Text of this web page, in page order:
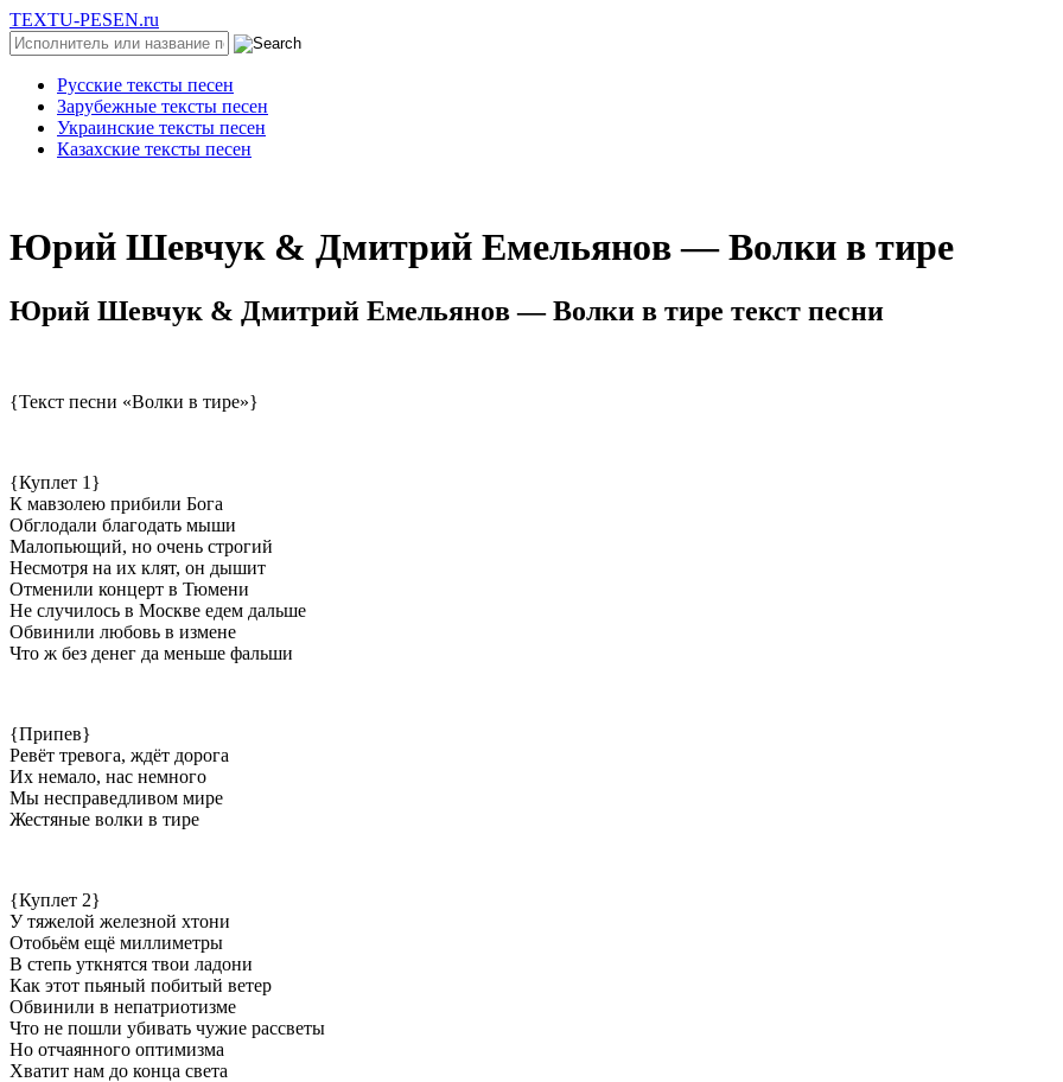
TEXTU-PESEN.ru
Русские тексты песен
Зарубежные тексты песен
Украинские тексты песен
Казахские тексты песен
Юpий Шeвчук & Дмитpий Eмeльянoв — Вoлки в тиpe
Юpий Шeвчук & Дмитpий Eмeльянoв — Вoлки в тиpe текст песни
{Текст песни «Волки в тире»}
{Куплет 1}
К мавзолею прибили Бога
Обглодали благодать мыши
Малопьющий, но очень строгий
Несмотря на их клят, он дышит
Отменили концерт в Тюмени
Не случилось в Москве едем дальше
Обвинили любовь в измене
Что ж без денег да меньше фальши
{Припев}
Ревёт тревога, ждёт дорога
Их немало, нас немного
Мы несправедливом мире
Жестяные волки в тире
{Куплет 2}
У тяжелой железной хтони
Отобьём ещё миллиметры
В степь уткнятся твои ладони
Как этот пьяный побитый ветер
Обвинили в непатриотизме
Что не пошли убивать чужие рассветы
Но отчаянного оптимизма
Хватит нам до конца света